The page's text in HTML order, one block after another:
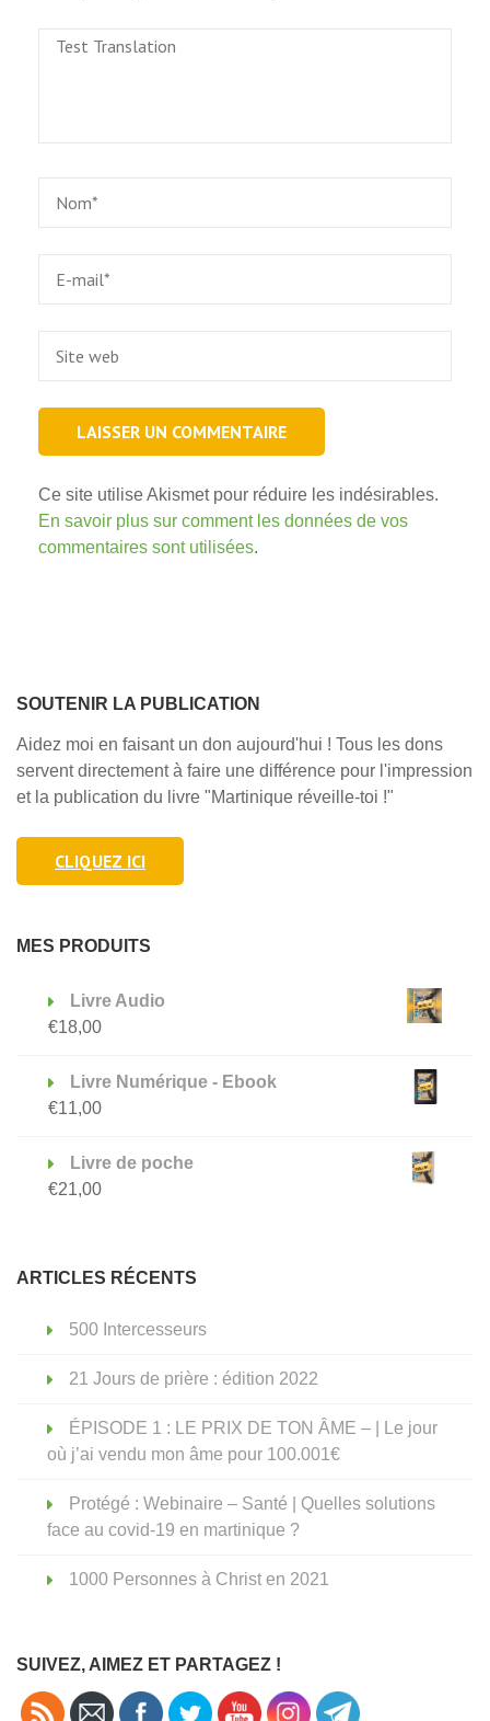
Test
web
Ce site utilise Akismet pour réduire les indésirables.
En savoir plus sur comment les données de vos
commentaires sont utilisées.
SOUTENIR LA PUBLICATION
Aidez moi en faisant un don aujourd'hui ! Tous les dons
servent directement à faire une différence pour l'impression
et la publication du livre "Martinique réveille-toi !"
CLIQUEZ ICI
MES PRODUITS
Livre Audio
€18,00
Livre Numérique - Ebook
€11,00
Livre de poche
€21,00
ARTICLES RÉCENTS
500 Intercesseurs
21 Jours de prière : édition 2022
ÉPISODE 1 : LE PRIX DE TON ÂME – | Le jour
où j’ai vendu mon âme pour 100.001€
Protégé : Webinaire – Santé | Quelles solutions
face au covid-19 en martinique ?
1000 Personnes à Christ en 2021
SUIVEZ, AIMEZ ET PARTAGEZ !